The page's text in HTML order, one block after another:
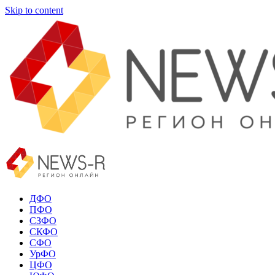
Skip to content
ДФО
ПФО
СЗФО
СКФО
СФО
УрФО
ЦФО